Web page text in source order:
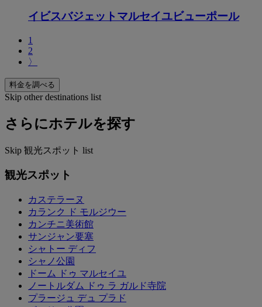
イビスバジェットマルセイユビューポール
1
2
〉
料金を調べる
Skip other destinations list
さらにホテルを探す
Skip 観光スポット list
観光スポット
カステラーヌ
カランク ド モルジウー
カンチニ美術館
サンジャン要塞
シャトー ディフ
シャノ公園
ドーム ドゥ マルセイユ
ノートルダム ドゥ ラ ガルド寺院
プラージュ デュ プラド